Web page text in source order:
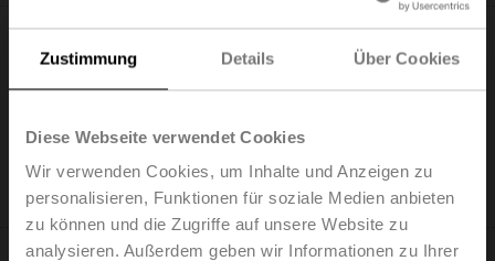
Zustimmung Details Über Cookies
Diese Webseite verwendet Cookies
Wir verwenden Cookies, um Inhalte und Anzeigen zu
personalisieren, Funktionen für soziale Medien anbieten
zu können und die Zugriffe auf unsere Website zu
analysieren. Außerdem geben wir Informationen zu Ihrer
LM24A-VST
Drehantrieb für VRU, 5 Nm, AC/DC 24 V, 120 s, IP54
Nur über Hersteller von VAV-Boxen verfügbar